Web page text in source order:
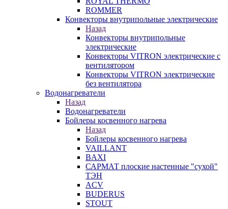
ROMMER
Конвекторы внутрипольные электрические
Назад
Конвекторы внутрипольные
электрические
Конвекторы VITRON электрические с
вентилятором
Конвекторы VITRON электрические
без вентилятора
Водонагреватели
Назад
Водонагреватели
Бойлеры косвенного нагрева
Назад
Бойлеры косвенного нагрева
VAILLANT
BAXI
САРМАТ плоские настенные "сухой"
ТЭН
ACV
BUDERUS
STOUT